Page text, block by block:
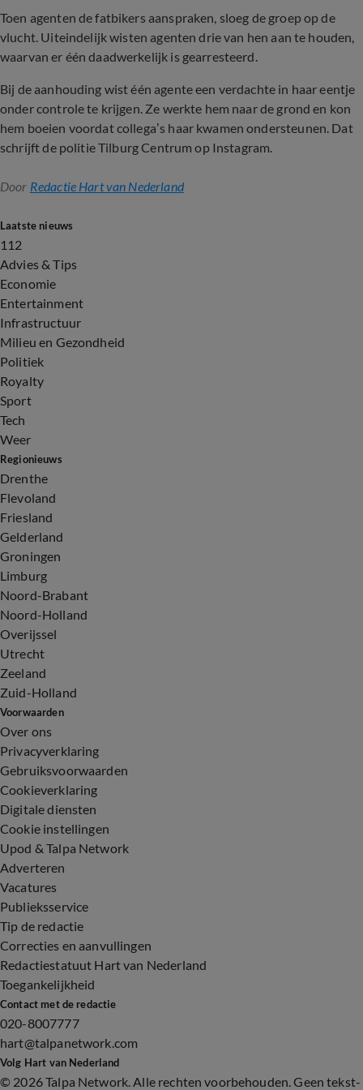
Toen agenten de fatbikers aanspraken, sloeg de groep op de
vlucht. Uiteindelijk wisten agenten drie van hen aan te houden,
waarvan er één daadwerkelijk is gearresteerd.
Bij de aanhouding wist één agente een verdachte in haar eentje
onder controle te krijgen. Ze werkte hem naar de grond en kon
hem boeien voordat collega’s haar kwamen ondersteunen. Dat
schrijft de politie Tilburg Centrum op Instagram.
Door Redactie Hart van Nederland
Laatste nieuws
112
Advies & Tips
Economie
Entertainment
Infrastructuur
Milieu en Gezondheid
Politiek
Royalty
Sport
Tech
Weer
Regionieuws
Drenthe
Flevoland
Friesland
Gelderland
Groningen
Limburg
Noord-Brabant
Noord-Holland
Overijssel
Utrecht
Zeeland
Zuid-Holland
Voorwaarden
Over ons
Privacyverklaring
Gebruiksvoorwaarden
Cookieverklaring
Digitale diensten
Cookie instellingen
Upod & Talpa Network
Adverteren
Vacatures
Publieksservice
Tip de redactie
Correcties en aanvullingen
Redactiestatuut Hart van Nederland
Toegankelijkheid
Contact met de redactie
020-8007777
hart@talpanetwork.com
Volg Hart van Nederland
© 2026 Talpa Network. Alle rechten voorbehouden. Geen tekst-